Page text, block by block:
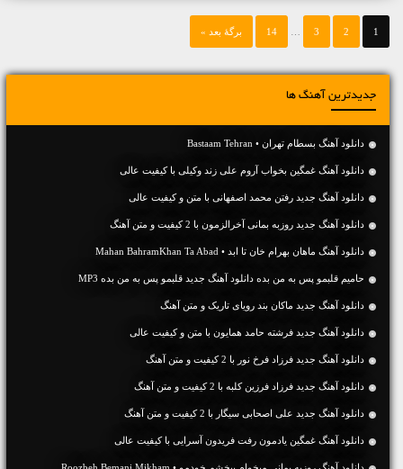
1
2
3
14 برگهٔ بعد »
جدیدترین آهنگ ها
دانلود آهنگ بسطام تهران • Bastaam Tehran
دانلود آهنگ غمگین بخواب آروم علی زند وکیلی با کیفیت عالی
دانلود آهنگ جديد رفتن محمد اصفهانی با متن و کیفیت عالی
دانلود آهنگ جديد روزبه بمانی آخرالزمون با 2 کیفیت و متن آهنگ
دانلود آهنگ ماهان بهرام خان تا ابد • Mahan BahramKhan Ta Abad
حامیم قلبمو پس به من بده دانلود آهنگ جدید قلبمو پس به من بده MP3
دانلود آهنگ جديد ماکان بند رویای تاریک و متن آهنگ
دانلود آهنگ جديد فرشته حامد همایون با متن و کیفیت عالی
دانلود آهنگ جديد فرزاد فرخ نور با 2 کیفیت و متن آهنگ
دانلود آهنگ جديد فرزاد فرزین کلبه با 2 کیفیت و متن آهنگ
دانلود آهنگ جديد علی اصحابی سیگار با 2 کیفیت و متن آهنگ
دانلود آهنگ غمگین یادمون رفت فریدون آسرایی با کیفیت عالی